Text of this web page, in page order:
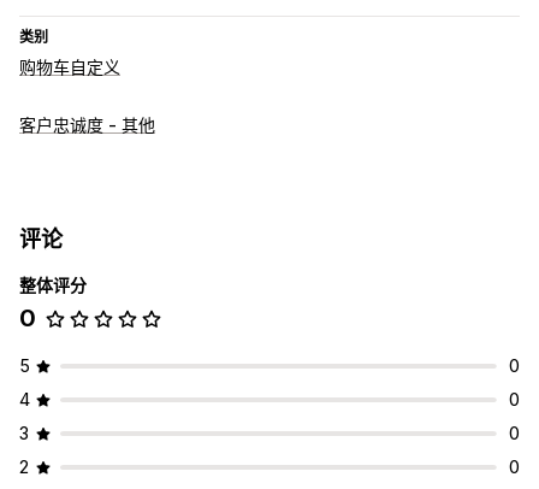
类别
购物车自定义
客户忠诚度 - 其他
评论
整体评分
0
5
0
4
0
3
0
2
0